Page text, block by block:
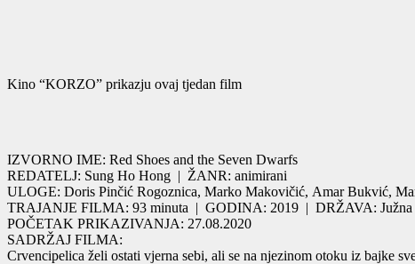
Kino “KORZO” prikazju ovaj tjedan film
IZVORNO IME: Red Shoes and the Seven Dwarfs
REDATELJ: Sung Ho Hong | ŽANR: animirani
ULOGE: Doris Pinčić Rogoznica, Marko Makovičić, Amar Bukvić,
TRAJANJE FILMA: 93 minuta | GODINA: 2019 | DRŽAVA:
POČETAK PRIKAZIVANJA: 27.08.2020
SADRŽAJ FILMA:
Crvencipelica želi ostati vjerna sebi, ali se na njezinom otoku iz bajke